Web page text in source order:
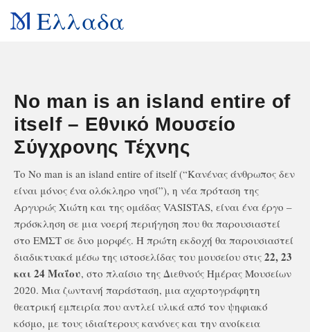
Ελλαδα
No man is an island entire of
itself – Εθνικό Μουσείο
Σύγχρονης Τέχνης
Το No man is an island entire of itself (“Κανένας άνθρωπος δεν
είναι μόνος ένα ολόκληρο νησί”), η νέα πρόταση της
Αργυρώς Χιώτη και της ομάδας VASISTAS, είναι ένα έργο –
πρόσκληση σε μια νοερή περιήγηση που θα παρουσιαστεί
στο ΕΜΣΤ σε δυο μορφές. Η πρώτη εκδοχή θα παρουσιαστεί
διαδικτυακά μέσω της ιστοσελίδας του μουσείου στις 22, 23
και 24 Μαΐου, στο πλαίσιο της Διεθνούς Ημέρας Μουσείων
2020. Μια ζωντανή παράσταση, μια αχαρτογράφητη
θεατρική εμπειρία που αντλεί υλικά από τον ψηφιακό
κόσμο, με τους ιδιαίτερους κανόνες και την ανοίκεια